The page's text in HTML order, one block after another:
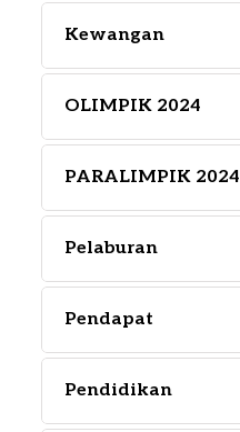
Kewangan
OLIMPIK 2024
PARALIMPIK 2024
Pelaburan
Pendapat
Pendidikan